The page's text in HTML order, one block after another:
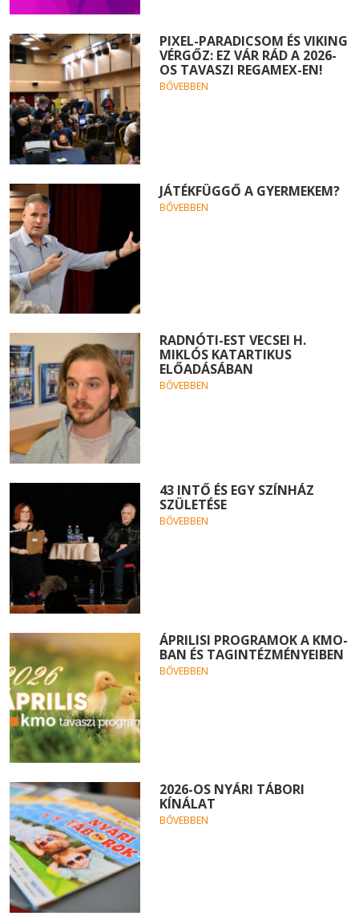
PIXEL-PARADICSOM ÉS VIKING
VÉRGŐZ: EZ VÁR RÁD A 2026-
OS TAVASZI REGAMEX-EN!
BŐVEBBEN
JÁTÉKFÜGGŐ A GYERMEKEM?
BŐVEBBEN
RADNÓTI-EST VECSEI H.
MIKLÓS KATARTIKUS
ELŐADÁSÁBAN
BŐVEBBEN
43 INTŐ ÉS EGY SZÍNHÁZ
SZÜLETÉSE
BŐVEBBEN
ÁPRILISI PROGRAMOK A KMO-
BAN ÉS TAGINTÉZMÉNYEIBEN
BŐVEBBEN
2026-OS NYÁRI TÁBORI
KÍNÁLAT
BŐVEBBEN